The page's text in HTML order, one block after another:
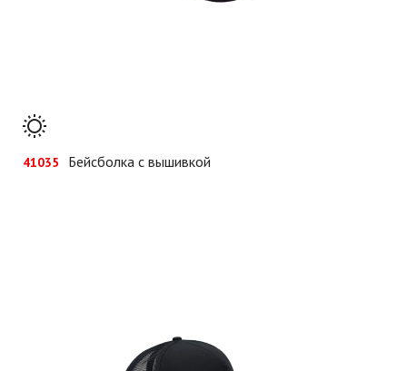
41035 Бейсболка с вышивкой